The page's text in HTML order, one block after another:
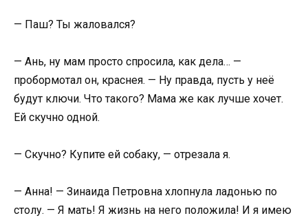
— Паш? Ты жаловался?
— Ань, ну мам просто спросила, как дела… —
пробормотал он, краснея. — Ну правда, пусть у неё
будут ключи. Что такого? Мама же как лучше хочет.
Ей скучно одной.
— Скучно? Купите ей собаку, — отрезала я.
— Анна! — Зинаида Петровна хлопнула ладонью по
столу. — Я мать! Я жизнь на него положила! И я имею